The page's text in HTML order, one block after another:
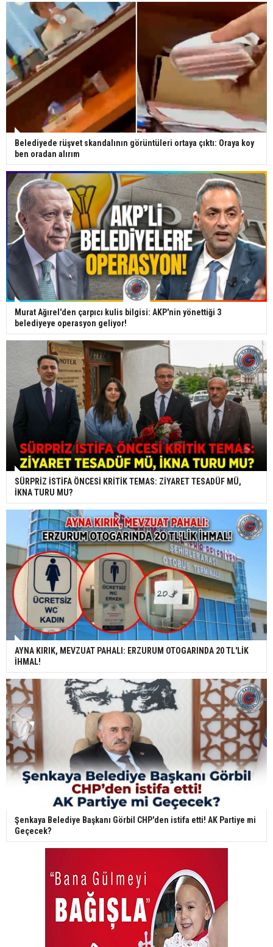
Belediyede rüşvet skandalının görüntüleri ortaya çıktı: Oraya koy
ben oradan alırım
Murat Ağırel'den çarpıcı kulis bilgisi: AKP'nin yönettiği 3
belediyeye operasyon geliyor!
SÜRPRİZ İSTİFA ÖNCESİ KRİTİK TEMAS: ZİYARET TESADÜF MÜ,
İKNA TURU MU?
AYNA KIRIK, MEVZUAT PAHALI: ERZURUM OTOGARINDA 20 TL'LİK
İHMAL!
Şenkaya Belediye Başkanı Görbil CHP'den istifa etti! AK Partiye mi
Geçecek?